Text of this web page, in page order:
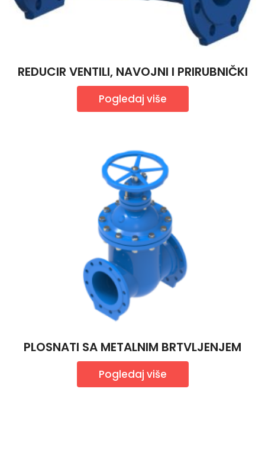
REDUCIR VENTILI, NAVOJNI I PRIRUBNIČKI
Pogledaj više
PLOSNATI SA METALNIM BRTVLJENJEM
Pogledaj više